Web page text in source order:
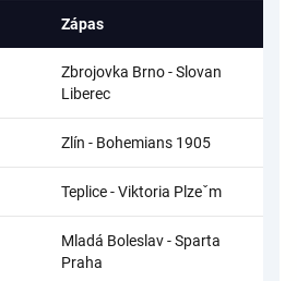
Zápas
Zbrojovka Brno - Slovan
Liberec
Zlín - Bohemians 1905
Teplice - Viktoria Plzeˇm
Mladá Boleslav - Sparta
Praha